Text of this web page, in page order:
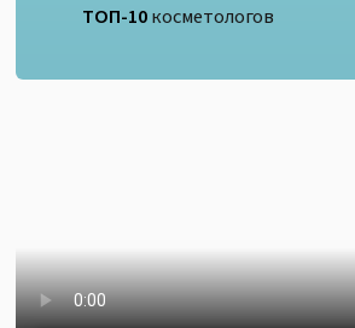
ТОП-10косметологов